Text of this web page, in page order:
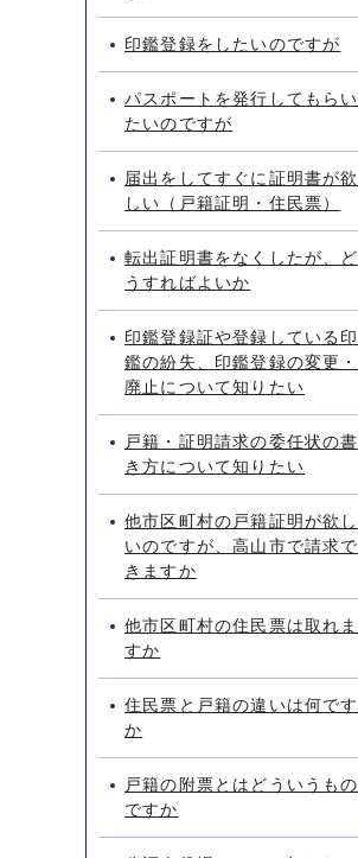
印鑑登録をしたいのですが
パスポートを発行してもらい
たいのですが
届出をしてすぐに証明書が欲
しい（戸籍証明・住民票）
転出証明書をなくしたが、ど
うすればよいか
印鑑登録証や登録している印
鑑の紛失、印鑑登録の変更・
廃止について知りたい
戸籍・証明請求の委任状の書
き方について知りたい
他市区町村の戸籍証明が欲し
いのですが、高山市で請求で
きますか
他市区町村の住民票は取れま
すか
住民票と戸籍の違いは何です
か
戸籍の附票とはどういうもの
ですか